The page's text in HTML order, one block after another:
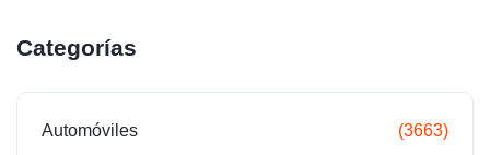
Categorías
Automóviles (3663)